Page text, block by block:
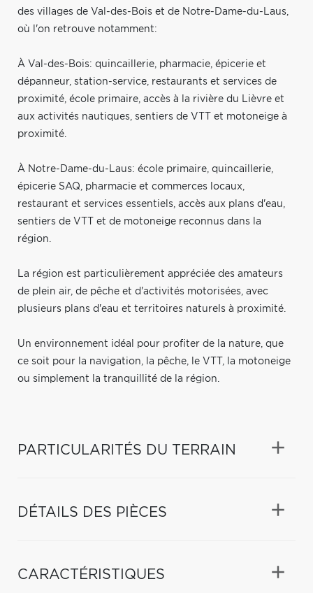
des villages de Val-des-Bois et de Notre-Dame-du-Laus,
où l'on retrouve notamment:
À Val-des-Bois: quincaillerie, pharmacie, épicerie et
dépanneur, station-service, restaurants et services de
proximité, école primaire, accès à la rivière du Lièvre et
aux activités nautiques, sentiers de VTT et motoneige à
proximité.
À Notre-Dame-du-Laus: école primaire, quincaillerie,
épicerie SAQ, pharmacie et commerces locaux,
restaurant et services essentiels, accès aux plans d'eau,
sentiers de VTT et de motoneige reconnus dans la
région.
La région est particulièrement appréciée des amateurs
de plein air, de pêche et d'activités motorisées, avec
plusieurs plans d'eau et territoires naturels à proximité.
Un environnement idéal pour profiter de la nature, que
ce soit pour la navigation, la pêche, le VTT, la motoneige
ou simplement la tranquillité de la région.
PARTICULARITÉS DU TERRAIN
DÉTAILS DES PIÈCES
CARACTÉRISTIQUES